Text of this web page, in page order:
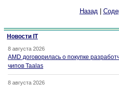
Назад|
Новости IT
8 августа 2026
AMD договорилась о покупке
чипов Taalas
8 августа 2026